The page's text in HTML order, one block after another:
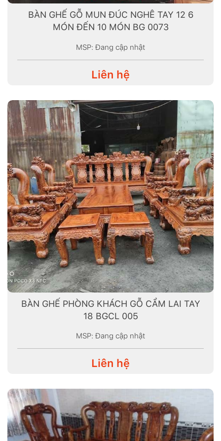
BÀN GHẾ GỖ MUN ĐÚC NGHÊ TAY 12 6
MÓN ĐẾN 10 MÓN BG 0073
MSP: Đang cập nhật
Liên hệ
BÀN GHẾ PHÒNG KHÁCH GỖ CẨM LAI TAY
18 BGCL 005
MSP: Đang cập nhật
Liên hệ